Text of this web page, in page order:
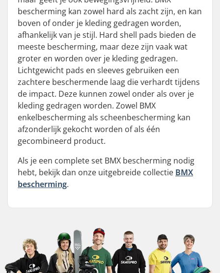
bescherming kan zowel hard als zacht zijn, en kan
boven of onder je kleding gedragen worden,
afhankelijk van je stijl. Hard shell pads bieden de
meeste bescherming, maar deze zijn vaak wat
groter en worden over je kleding gedragen.
Lichtgewicht pads en sleeves gebruiken een
zachtere beschermende laag die verhardt tijdens
de impact. Deze kunnen zowel onder als over je
kleding gedragen worden. Zowel BMX
enkelbescherming als scheenbescherming kan
afzonderlijk gekocht worden of als één
gecombineerd product.
Als je een complete set BMX bescherming nodig
hebt, bekijk dan onze uitgebreide collectie BMX
bescherming.